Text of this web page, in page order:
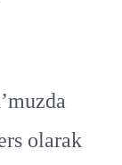
olarak